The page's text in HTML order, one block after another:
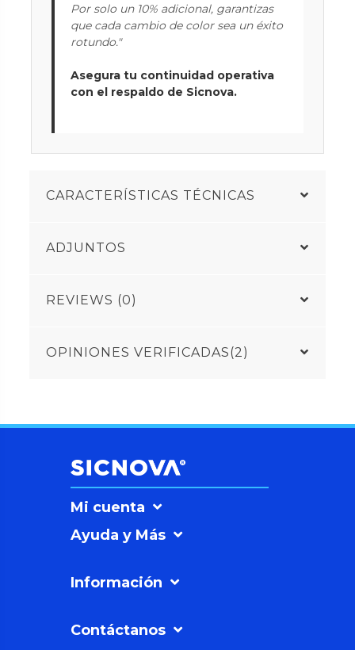
Por solo un 10% adicional, garantizas
que cada cambio de color sea un éxito
rotundo."
Asegura tu continuidad operativa
con el respaldo de Sicnova.
CARACTERÍSTICAS TÉCNICAS
ADJUNTOS
REVIEWS (0)
OPINIONES VERIFICADAS(2)
Mi cuenta
Ayuda y Más
Información
Contáctanos